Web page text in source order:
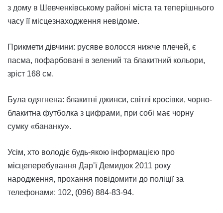
з дому в Шевченківському районі міста та теперішнього
часу її місцезнаходження невідоме.
Прикмети дівчини: русяве волосся нижче плечей, є
пасма, пофарбовані в зелений та блакитний кольори,
зріст 168 см.
Була одягнена: блакитні джинси, світлі кросівки, чорно-
блакитна футболка з цифрами, при собі має чорну
сумку «бананку».
Усім, хто володіє будь-якою інформацією про
місцеперебування Дарʼї Демидюк 2011 року
народження, прохання повідомити до поліції за
телефонами: 102, (096) 884-83-94.